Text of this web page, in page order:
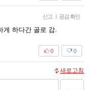
신고 | 공감 확인
게 하다간 골로 감.
0
0
새로고침